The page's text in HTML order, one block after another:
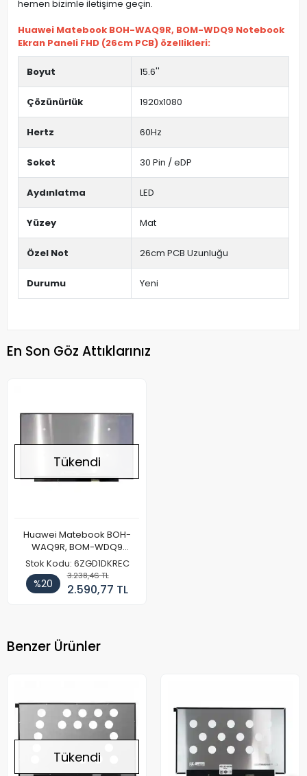
hemen bizimle iletişime geçin.
Huawei Matebook BOH-WAQ9R, BOM-WDQ9 Notebook
Ekran Paneli FHD (26cm PCB) özellikleri:
Boyut 15.6''
Çözünürlük 1920x1080
Hertz 60Hz
Soket 30 Pin / eDP
Aydınlatma LED
Yüzey Mat
Özel Not 26cm PCB Uzunluğu
Durumu Yeni
En Son Göz Attıklarınız
Tükendi
Huawei Matebook BOH-
WAQ9R, BOM-WDQ9
Notebook Ekran Paneli FHD
(26cm PCB)
Stok Kodu: 6ZGD1DKREC
%20
3.238,46 TL
2.590,77 TL
Benzer Ürünler
Tükendi